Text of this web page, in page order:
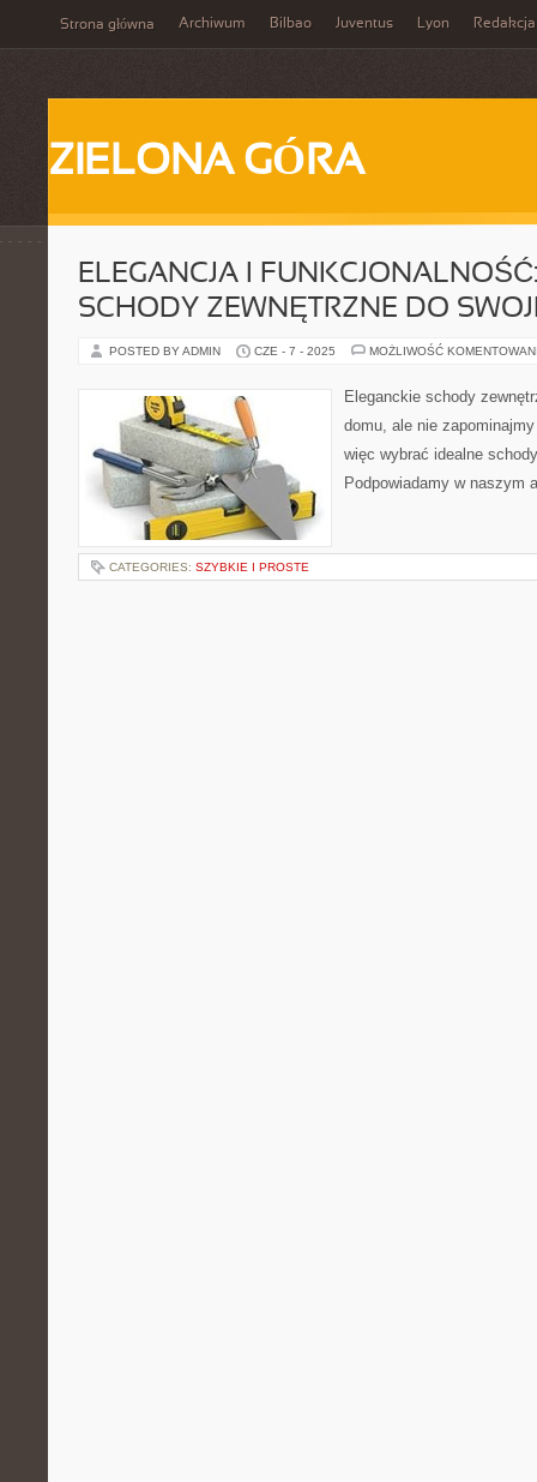
Strona główna Archiwum Bilbao Juventus Lyon Redakcja
ZIELONA GÓRA
ELEGANCJA I
SCHODY ZEWNĘTRZNE DO
POSTED BY ADMIN CZE - 7 - 2025 MOŻLIWOŚĆ
Eleganckie schody
domu, ale nie
więc wybrać idealne
Podpowiadamy w naszym
CATEGORIES: SZYBKIE I PROSTE